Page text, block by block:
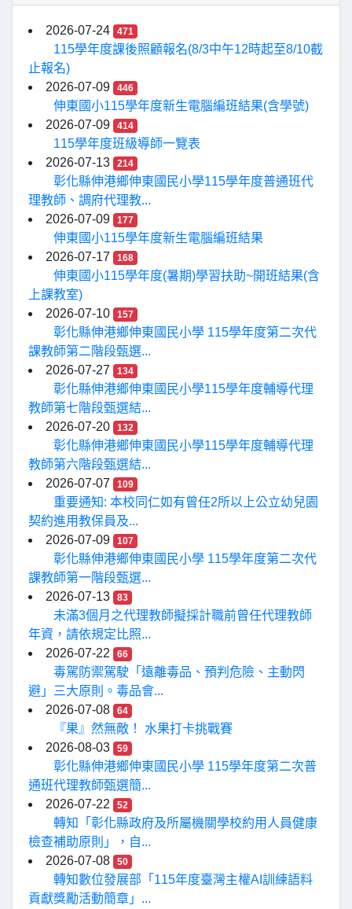
2026-07-24 471
115學年度課後照顧報名(8/3中午12時起至8/10截
止報名)
2026-07-09
446
伸東國小115學年度新生電腦編班結果(含學號)
2026-07-09
414
115學年度班級導師一覽表
2026-07-13
214
彰化縣伸港鄉伸東國民小學115學年度普通班代
理教師、調府代理教...
2026-07-09
177
伸東國小115學年度新生電腦編班結果
2026-07-17
168
伸東國小115學年度(暑期)學習扶助~開班結果(含
上課教室)
2026-07-10
157
彰化縣伸港鄉伸東國民小學 115學年度第二次代
課教師第二階段甄選...
2026-07-27
134
彰化縣伸港鄉伸東國民小學115學年度輔導代理
教師第七階段甄選結...
2026-07-20
132
彰化縣伸港鄉伸東國民小學115學年度輔導代理
教師第六階段甄選結...
2026-07-07
109
重要通知: 本校同仁如有曾任2所以上公立幼兒園
契約進用教保員及...
2026-07-09
107
彰化縣伸港鄉伸東國民小學 115學年度第二次代
課教師第一階段甄選...
2026-07-13
83
未滿3個月之代理教師擬採計職前曾任代理教師
年資，請依規定比照...
2026-07-22
66
毒駕防禦駕駛「遠離毒品、預判危險、主動閃
避」三大原則。毒品會...
2026-07-08
64
『果』然無敵！ 水果打卡挑戰賽
2026-08-03
59
彰化縣伸港鄉伸東國民小學 115學年度第二次普
通班代理教師甄選簡...
2026-07-22
52
轉知「彰化縣政府及所屬機關學校約用人員健康
檢查補助原則」，自...
2026-07-08
50
轉知數位發展部「115年度臺灣主權AI訓練語料
貢獻獎勵活動簡章」...